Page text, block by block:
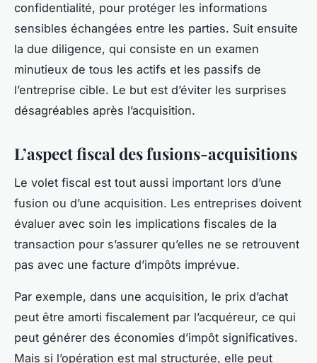
confidentialité, pour protéger les informations
sensibles échangées entre les parties. Suit ensuite
la due diligence, qui consiste en un examen
minutieux de tous les actifs et les passifs de
l’entreprise cible. Le but est d’éviter les surprises
désagréables après l’acquisition.
L’aspect fiscal des fusions-acquisitions
Le volet fiscal est tout aussi important lors d’une
fusion ou d’une acquisition. Les entreprises doivent
évaluer avec soin les implications fiscales de la
transaction pour s’assurer qu’elles ne se retrouvent
pas avec une facture d’impôts imprévue.
Par exemple, dans une acquisition, le prix d’achat
peut être amorti fiscalement par l’acquéreur, ce qui
peut générer des économies d’impôt significatives.
Mais si l’opération est mal structurée, elle peut